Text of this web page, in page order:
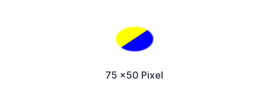
75 x50 Pixel